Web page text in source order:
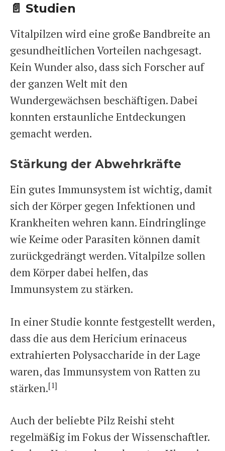
📄 Studien
Vitalpilzen wird eine große Bandbreite an
gesundheitlichen Vorteilen nachgesagt.
Kein Wunder also, dass sich Forscher auf
der ganzen Welt mit den
Wundergewächsen beschäftigen. Dabei
konnten erstaunliche Entdeckungen
gemacht werden.
Stärkung der Abwehrkräfte
Ein gutes Immunsystem ist wichtig, damit
sich der Körper gegen Infektionen und
Krankheiten wehren kann. Eindringlinge
wie Keime oder Parasiten können damit
zurückgedrängt werden. Vitalpilze sollen
dem Körper dabei helfen, das
Immunsystem zu stärken.
In einer Studie konnte festgestellt werden,
dass die aus dem Hericium erinaceus
extrahierten Polysaccharide in der Lage
waren, das Immunsystem von Ratten zu
stärken.[1]
Auch der beliebte Pilz Reishi steht
regelmäßig im Fokus der Wissenschaftler.